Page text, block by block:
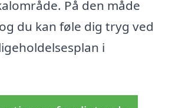
På den måde
du kan føle dig tryg ved
i